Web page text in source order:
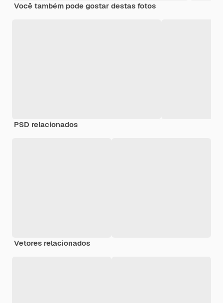
Você também pode gostar destas fotos
PSD relacionados
Vetores relacionados